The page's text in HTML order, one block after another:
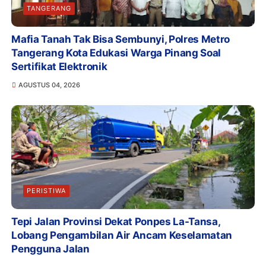
TANGERANG
Mafia Tanah Tak Bisa Sembunyi, Polres Metro
Tangerang Kota Edukasi Warga Pinang Soal
Sertifikat Elektronik
AGUSTUS 04, 2026
PERISTIWA
Tepi Jalan Provinsi Dekat Ponpes La-Tansa,
Lobang Pengambilan Air Ancam Keselamatan
Pengguna Jalan